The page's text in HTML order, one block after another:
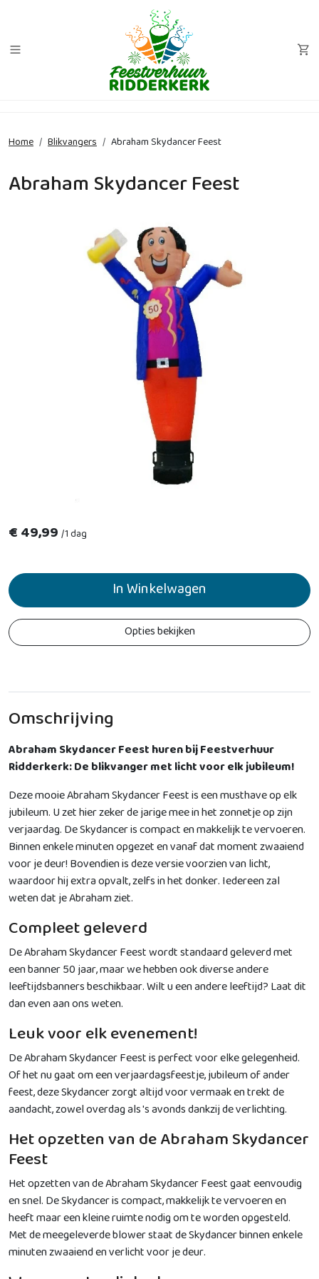
Home Blikvangers Abraham Skydancer Feest
Abraham Skydancer Feest
€49,99 /1 dag
In Winkelwagen
Opties bekijken
Omschrijving
Abraham Skydancer Feest huren bij Feestverhuur
Ridderkerk: De blikvanger met licht voor elk jubileum!
Deze mooie Abraham Skydancer Feest is een musthave op elk
jubileum. U zet hier zeker de jarige mee in het zonnetje op zijn
verjaardag. De Skydancer is compact en makkelijk te vervoeren.
Binnen enkele minuten opgezet en vanaf dat moment zwaaiend
voor je deur! Bovendien is deze versie voorzien van licht,
waardoor hij extra opvalt, zelfs in het donker. Iedereen zal
weten dat je Abraham ziet.
Compleet geleverd
De Abraham Skydancer Feest wordt standaard geleverd met
een banner 50 jaar, maar we hebben ook diverse andere
leeftijdsbanners beschikbaar. Wilt u een andere leeftijd? Laat dit
dan even aan ons weten.
Leuk voor elk evenement!
De Abraham Skydancer Feest is perfect voor elke gelegenheid.
Of het nu gaat om een verjaardagsfeestje, jubileum of ander
feest, deze Skydancer zorgt altijd voor vermaak en trekt de
aandacht, zowel overdag als 's avonds dankzij de verlichting.
Het opzetten van de Abraham Skydancer
Feest
Het opzetten van de Abraham Skydancer Feest gaat eenvoudig
en snel. De Skydancer is compact, makkelijk te vervoeren en
heeft maar een kleine ruimte nodig om te worden opgesteld.
Met de meegeleverde blower staat de Skydancer binnen enkele
minuten zwaaiend en verlicht voor je deur.